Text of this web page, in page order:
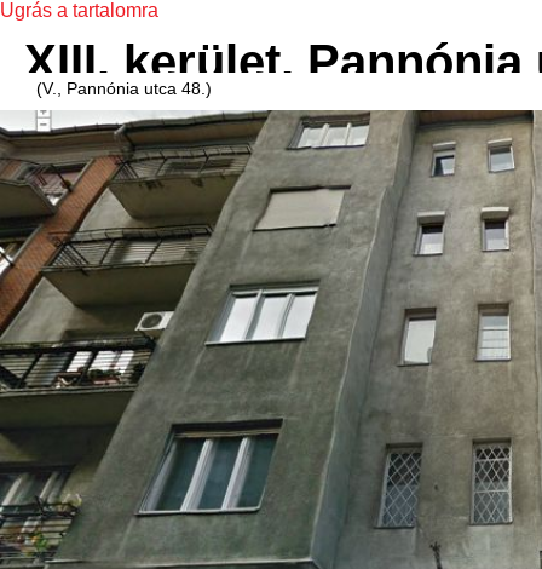
Ugrás a tartalomra
XIII. kerület, Pannónia
(V., Pannónia utca 48.)